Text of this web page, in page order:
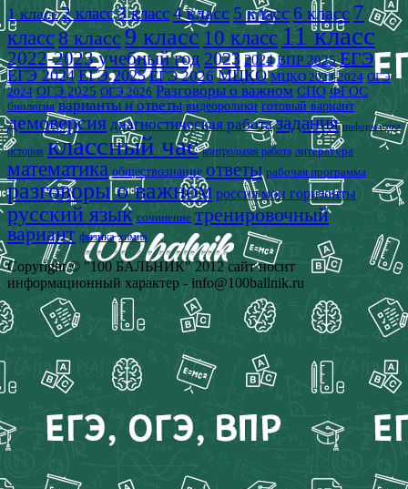
1 класс 2 класс3 класс4 класс 5 класс 6 класс 7
класс8 класс 9 класс 10 класс 11 класс
2022-2023 учебный год 2023 2024 ВПР 2025 ЕГЭ
ЕГЭ 2024 ЕГЭ 2025 ЕГЭ 2026 МЦКО МЦКО 2023-2024 ОГЭ
2024 ОГЭ 2025 ОГЭ 2026 Разговоры о важном СПО ФГОС
биология варианты и ответы видеоролики готовый вариант
демоверсия диагностическая работа задания информатика
история классный час контрольная работа литература
математика обществознание ответы рабочая программа
разговоры о важном россия мои горизонты
русский язык сочинение тренировочный
вариант физика химия
Copyright © "100 БАЛЬНИК" 2012 сайт носит
информационный характер - info@100ballnik.ru